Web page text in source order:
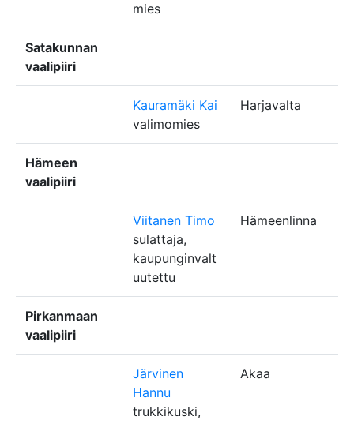
mies
Satakunnan
vaalipiiri
Kauramäki Kai
valimomies
Harjavalta
Hämeen
vaalipiiri
Viitanen Timo
sulattaja,
kaupunginvalt
uutettu
Hämeenlinna
Pirkanmaan
vaalipiiri
Järvinen
Hannu
trukkikuski,
Akaa